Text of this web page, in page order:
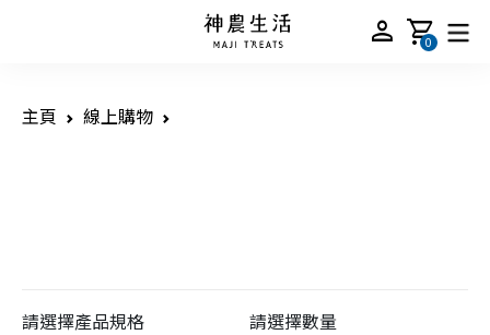
person shopping_cart
0
主頁 線上購物
請選擇產品規格 請選擇數量